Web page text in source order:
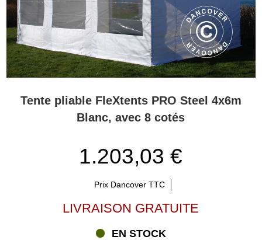
Tente pliable FleXtents PRO Steel 4x6m
Blanc, avec 8 cotés
1.203,03 €
Prix Dancover TTC
LIVRAISON GRATUITE
EN STOCK